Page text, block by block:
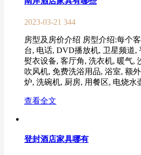
2023-03-21 344
房型及房价介绍 房型介绍:每个
台, 电话, DVD播放机, 卫星频道,
熨衣设备, 客厅角, 洗衣机, 暖气,
吹风机, 免费洗浴用品, 浴室, 额
炉, 洗碗机, 厨房, 用餐区, 电烧水
查看全文
登封酒店家具哪有